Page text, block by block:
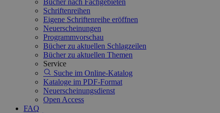
Bücher nach Fachgebieten
Schriftenreihen
Eigene Schriftenreihe eröffnen
Neuerscheinungen
Programmvorschau
Bücher zu aktuellen Schlagzeilen
Bücher zu aktuellen Themen
Service
Suche im Online-Katalog
Kataloge im PDF-Format
Neuerscheinungsdienst
Open Access
FAQ